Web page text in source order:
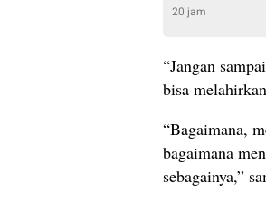
20 jam
“Jangan
bisa
“Bagaimana,
bagaimana
sebagainya,”